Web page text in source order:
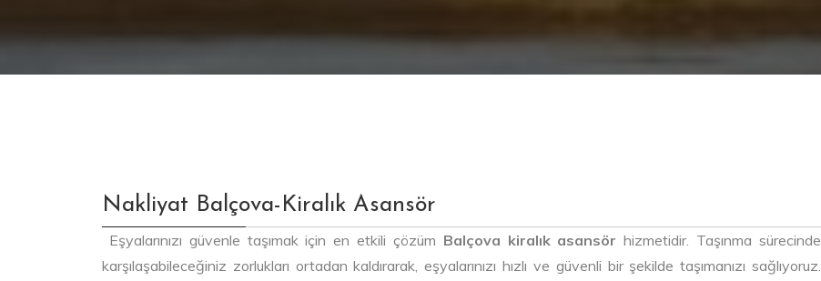
Nakliyat Balçova-Kiralık Asansör
Eşyalarınızı güvenle taşımak için en etkili çözüm Balçova kiralık asansör hizmetidir. Taşınma sürecinde
karşılaşabileceğiniz zorlukları ortadan kaldırarak, eşyalarınızı hızlı ve güvenli bir şekilde taşımanızı sağlıyoruz.